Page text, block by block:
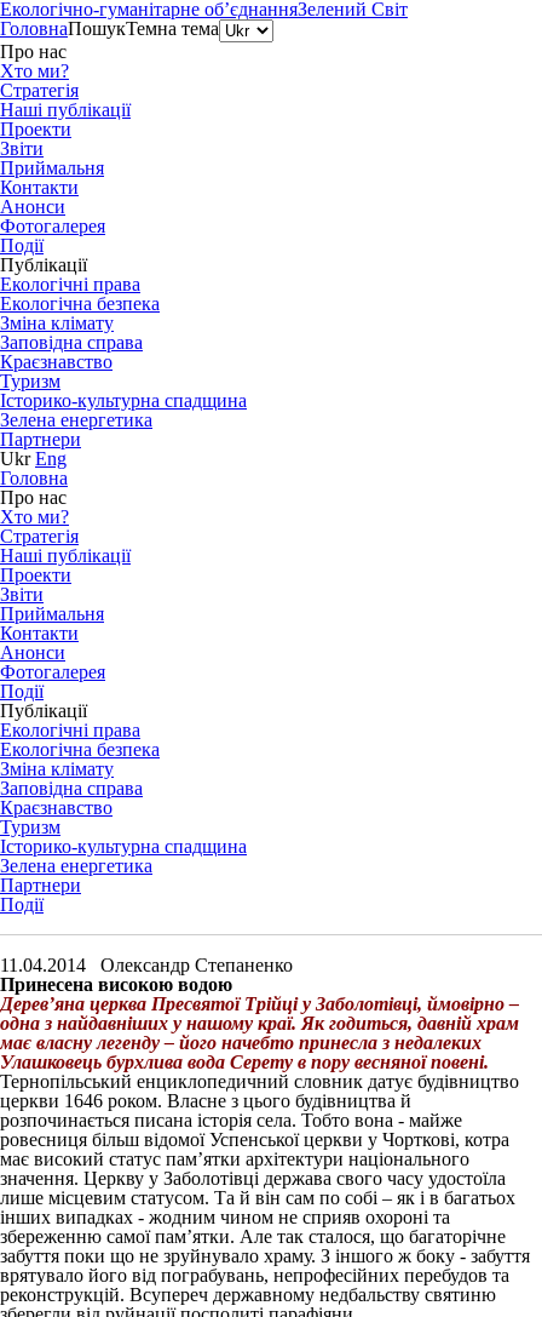
Екологічно-гуманітарне об’єднанняЗелений Світ
ГоловнаПошукТемна тема
Про нас
Хто ми?
Стратегія
Наші публікації
Проекти
Звіти
Приймальня
Контакти
Анонси
Фотогалерея
Події
Публікації
Екологічні права
Екологічна безпека
Зміна клімату
Заповідна справа
Краєзнавство
Туризм
Історико-культурна спадщина
Зелена енергетика
Партнери
Ukr Eng
Головна
Про нас
Хто ми?
Стратегія
Наші публікації
Проекти
Звіти
Приймальня
Контакти
Анонси
Фотогалерея
Події
Публікації
Екологічні права
Екологічна безпека
Зміна клімату
Заповідна справа
Краєзнавство
Туризм
Історико-культурна спадщина
Зелена енергетика
Партнери
Події
11.04.2014 Олександр Степаненко
Принесена високою водою
Дерев’яна церква Пресвятої Трійці у Заболотівці, ймовірно –
одна з найдавніших у нашому краї. Як годиться, давній храм
має власну легенду – його начебто принесла з недалеких
Улашковець бурхлива вода Серету в пору весняної повені.
Тернопільський енциклопедичний словник датує будівництво
церкви 1646 роком. Власне з цього будівництва й
розпочинається писана історія села. Тобто вона - майже
ровесниця більш відомої Успенської церкви у Чорткові, котра
має високий статус пам’ятки архітектури національного
значення. Церкву у Заболотівці держава свого часу удостоїла
лише місцевим статусом. Та й він сам по собі – як і в багатьох
інших випадках - жодним чином не сприяв охороні та
збереженню самої пам’ятки. Але так сталося, що багаторічне
забуття поки що не зруйнувало храму. З іншого ж боку - забуття
врятувало його від пограбувань, непрофесійних перебудов та
реконструкцій. Всупереч державному недбальству святиню